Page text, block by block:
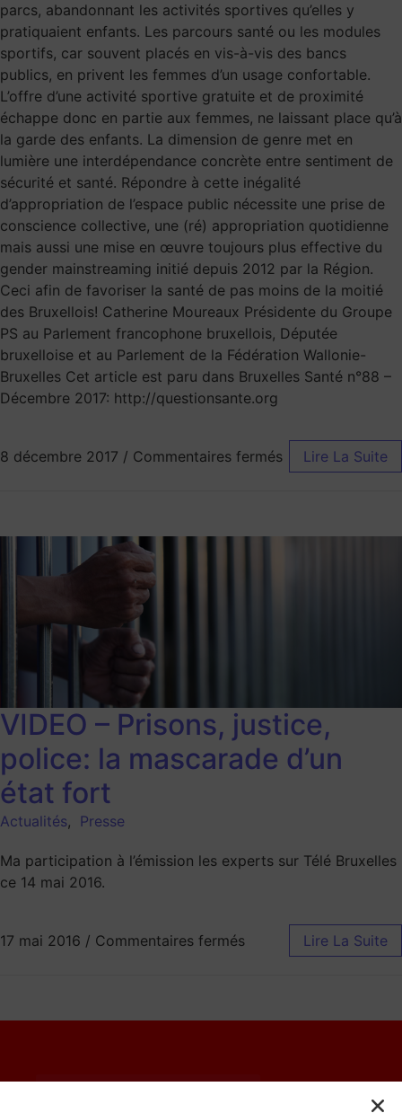
parcs, abandonnant les activités sportives qu’elles y
pratiquaient enfants. Les parcours santé ou les modules
sportifs, car souvent placés en vis-à-vis des bancs
publics, en privent les femmes d’un usage confortable.
L’offre d’une activité sportive gratuite et de proximité
échappe donc en partie aux femmes, ne laissant place qu’à
la garde des enfants. La dimension de genre met en
lumière une interdépendance concrète entre sentiment de
sécurité et santé. Répondre à cette inégalité
d’appropriation de l’espace public nécessite une prise de
conscience collective, une (ré) appropriation quotidienne
mais aussi une mise en œuvre toujours plus effective du
gender mainstreaming initié depuis 2012 par la Région.
Ceci afin de favoriser la santé de pas moins de la moitié
des Bruxellois! Catherine Moureaux Présidente du Groupe
PS au Parlement francophone bruxellois, Députée
bruxelloise et au Parlement de la Fédération Wallonie-
Bruxelles Cet article est paru dans Bruxelles Santé n°88 –
Décembre 2017: http://questionsante.org
8 décembre 2017 / Commentaires fermés Lire La Suite
VIDEO – Prisons, justice,
police: la mascarade d’un
état fort
Actualités, Presse
Ma participation à l’émission les experts sur Télé Bruxelles
ce 14 mai 2016.
17 mai 2016 / Commentaires fermés Lire La Suite